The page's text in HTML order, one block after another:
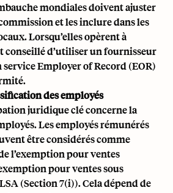
mondiales doivent ajuster
et les inclure dans les
Lorsqu’elles opèrent à
conseillé d’utiliser un fournisseur
serviceEmployer of Record (EOR)
des employés
juridique clé concerne la
Les employés rémunérés
être considérés comme
l’exemption pour ventes
pour ventes sous
(Section 7(i)).Cela dépend de